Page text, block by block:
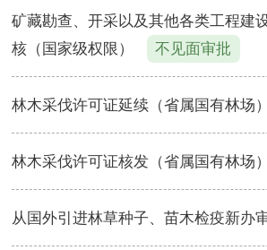
矿藏勘查、开采以及其他各类工程建
核（国家级权限）
不见面审批
林木采伐许可证延续（省属国有林场）
林木采伐许可证核发（省属国有林场）
从国外引进林草种子、苗木检疫新办